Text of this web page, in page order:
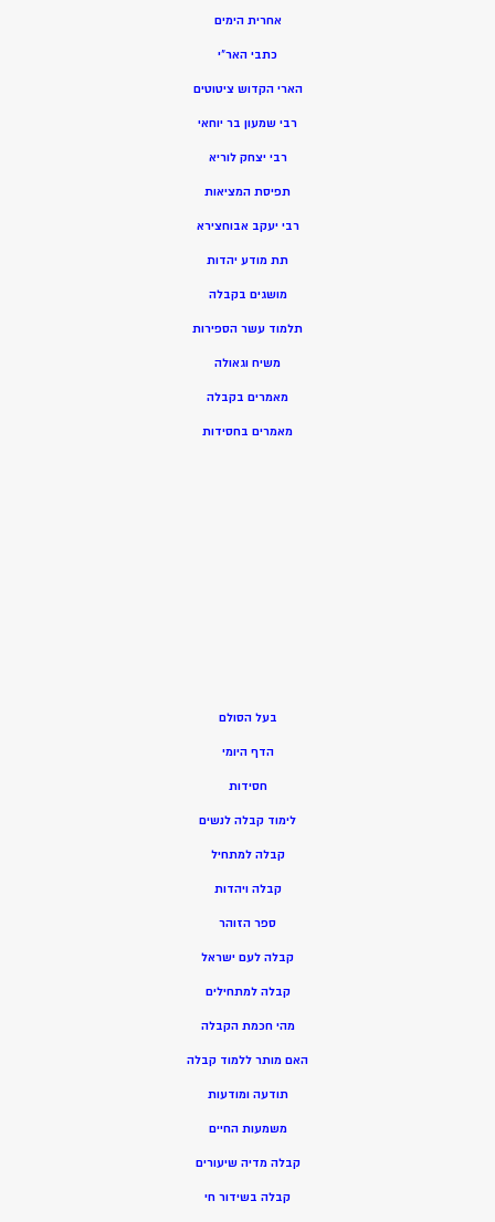
אחרית הימים
כתבי האר”י
הארי הקדוש ציטוטים
רבי שמעון בר יוחאי
רבי יצחק לוריא
תפיסת המציאות
רבי יעקב אבוחצירא
תת מודע יהדות
מושגים בקבלה
תלמוד עשר הספירות
משיח וגאולה
מאמרים בקבלה
מאמרים בחסידות
בעל הסולם
הדף היומי
חסידות
לימוד קבלה לנשים
קבלה למתחיל
קבלה ויהדות
ספר הזוהר
קבלה לעם ישראל
קבלה למתחילים
מהי חכמת הקבלה
האם מותר ללמוד קבלה
תודעה ומודעות
משמעות החיים
קבלה מדיה שיעורים
קבלה בשידור חי